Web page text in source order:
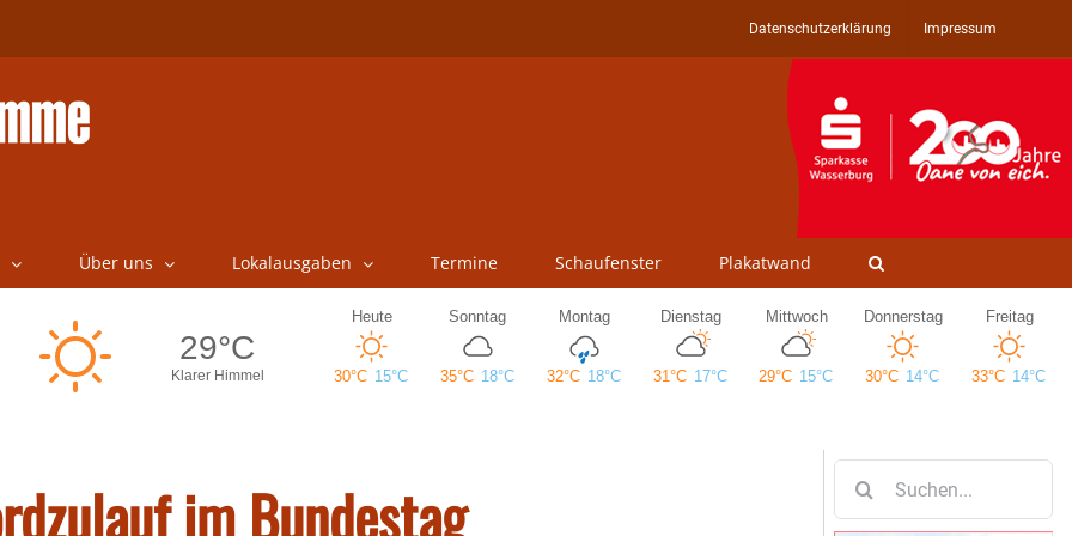
Datenschutzerklärung Impressum
Über uns Lokalausgaben Termine Schaufenster Plakatwand
im Bundestag
nach: